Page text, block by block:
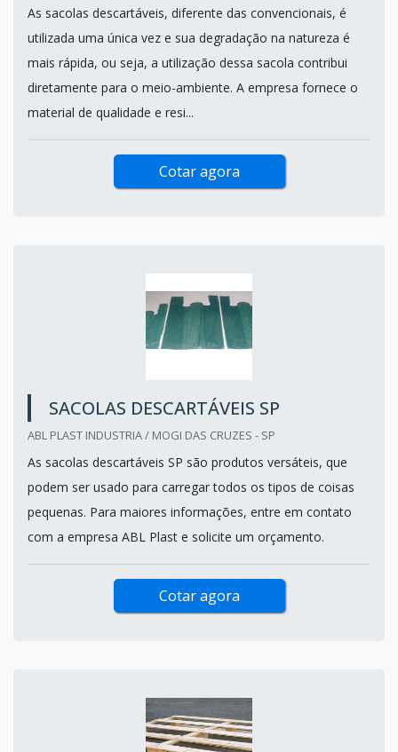
As sacolas descartáveis, diferente das convencionais, é
utilizada uma única vez e sua degradação na natureza é
mais rápida, ou seja, a utilização dessa sacola contribui
diretamente para o meio-ambiente. A empresa fornece o
material de qualidade e resi...
Cotar agora
SACOLAS DESCARTÁVEIS SP
ABL PLAST INDUSTRIA / MOGI DAS CRUZES - SP
As sacolas descartáveis SP são produtos versáteis, que
podem ser usado para carregar todos os tipos de coisas
pequenas. Para maiores informações, entre em contato
com a empresa ABL Plast e solicite um orçamento.
Cotar agora